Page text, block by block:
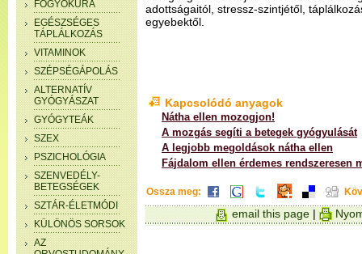
FOGYÓKÚRA
EGÉSZSÉGES
TÁPLÁLKOZÁS
VITAMINOK
SZÉPSÉGÁPOLÁS
ALTERNATÍV
GYÓGYÁSZAT
GYÓGYTEÁK
SZEX
PSZICHOLÓGIA
SZENVEDÉLY-
BETEGSÉGEK
SZTÁR-ÉLETMÓDI
KÜLÖNÖS SORSOK
AZ
adottságaitól, stressz-szintjétől,
egyebektől.
Kapcsolódó anyagok
Nátha ellen mozogjon!
A mozgás segíti a betegek gyógyulását
A legjobb megoldások nátha ellen
Fájdalom ellen érdemes rendszeresen
Ossza meg:
email this page |